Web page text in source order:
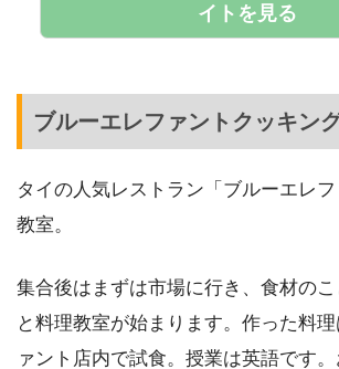
イトを見る
ブルーエレファントクッキン
タイの人気レストラン「ブルーエレ
教室。
集合後はまずは市場に行き、食材の
と料理教室が始まります。作った料
ァント店内で試食。授業は英語です